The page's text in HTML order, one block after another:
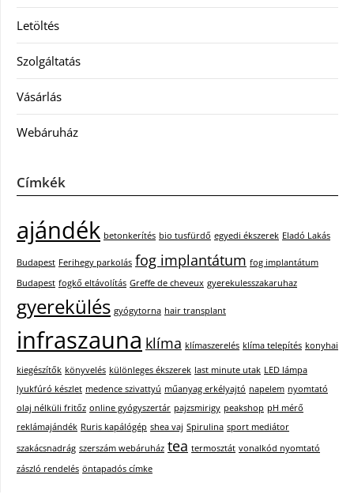
Letöltés
Szolgáltatás
Vásárlás
Webáruház
Címkék
ajándék betonkerítés bio tusfürdő egyedi ékszerek Eladó Lakás
Budapest Ferihegy parkolás fog implantátum fog implantátum
Budapest fogkő eltávolítás Greffe de cheveux gyerekulesszakaruhaz
gyerekülés gyógytorna hair transplant
infraszauna klíma klímaszerelés klíma telepítés konyhai
kiegészítők könyvelés különleges ékszerek last minute utak LED lámpa
lyukfúró készlet medence szivattyú műanyag erkélyajtó napelem nyomtató
olaj nélküli fritőz online gyógyszertár pajzsmirigy peakshop pH mérő
reklámajándék Ruris kapálógép shea vaj Spirulina sport mediátor
szakácsnadrág szerszám webáruház tea termosztát vonalkód nyomtató
zászló rendelés öntapadós címke